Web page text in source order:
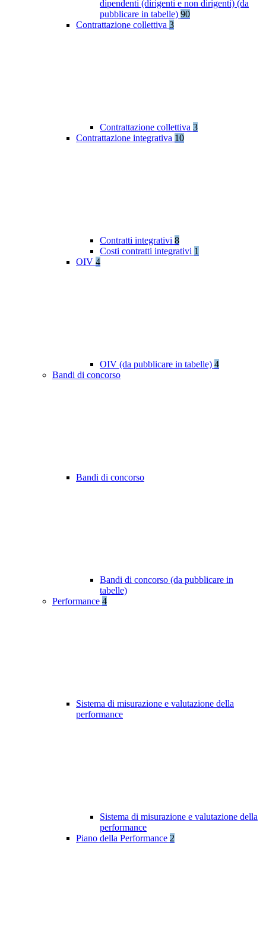
dipendenti (dirigenti e non dirigenti) (da
pubblicare in tabelle) 90
Contrattazione collettiva 3
Contrattazione collettiva 3
Contrattazione integrativa 10
Contratti integrativi 8
Costi contratti integrativi 1
OIV 4
OIV (da pubblicare in tabelle) 4
Bandi di concorso
Bandi di concorso
Bandi di concorso (da pubblicare in
tabelle)
Performance 4
Sistema di misurazione e valutazione della
performance
Sistema di misurazione e valutazione della
performance
Piano della Performance 2